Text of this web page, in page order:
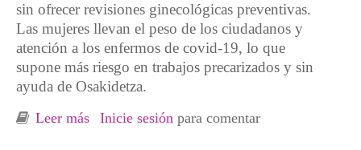
sin ofrecer revisiones ginecológicas preventivas.
Las mujeres llevan el peso de los ciudadanos y
atención a los enfermos de covid-19, lo que
supone más riesgo en trabajos precarizados y sin
ayuda de Osakidetza.
Leer más sobre Argitan denuncia que Osakidetza
Inicie sesión para comentar